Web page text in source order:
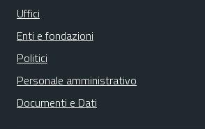
Uffici
Enti e fondazioni
Politici
Personale amministrativo
Documenti e Dati